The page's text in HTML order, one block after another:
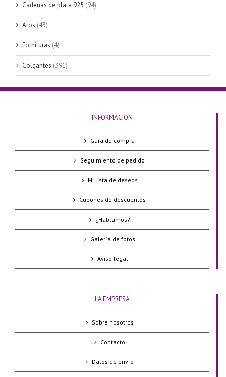
Cadenas de plata 925 (94)
Aros (43)
Fornituras (4)
Colgantes (391)
INFORMACIÓN
Guía de compra
Seguimiento de pedido
Mi lista de deseos
Cupones de descuentos
¿Hablamos?
Galería de fotos
Aviso legal
LA EMPRESA
Sobre nosotros
Contacto
Datos de envío